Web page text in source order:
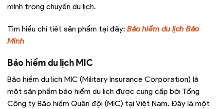
mình trong chuyến du lịch.
Tìm hiểu chi tiết sản phẩm tại đây: Bảo hiểm du lịch Bảo
Minh
Bảo hiểm du lịch MIC
Bảo hiểm du lịch MIC (Military Insurance Corporation) là
một sản phẩm bảo hiểm du lịch được cung cấp bởi Tổng
Công ty Bảo hiểm Quân đội (MIC) tại Việt Nam. Đây là một